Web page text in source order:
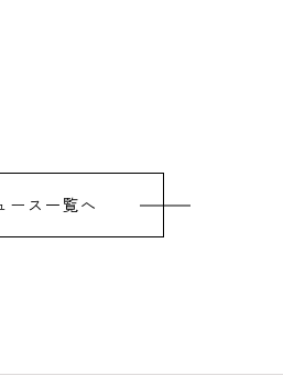
ース一覧へ